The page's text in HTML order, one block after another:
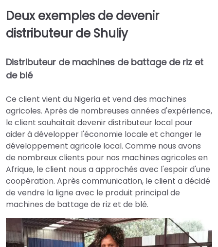
Deux exemples de devenir
distributeur de Shuliy
Distributeur de machines de battage de riz et
de blé
Ce client vient du Nigeria et vend des machines
agricoles. Après de nombreuses années d'expérience,
le client souhaitait devenir distributeur local pour
aider à développer l'économie locale et changer le
développement agricole local. Comme nous avons
de nombreux clients pour nos machines agricoles en
Afrique, le client nous a approchés avec l'espoir d'une
coopération. Après communication, le client a décidé
de vendre la ligne avec le produit principal de
machines de battage de riz et de blé.